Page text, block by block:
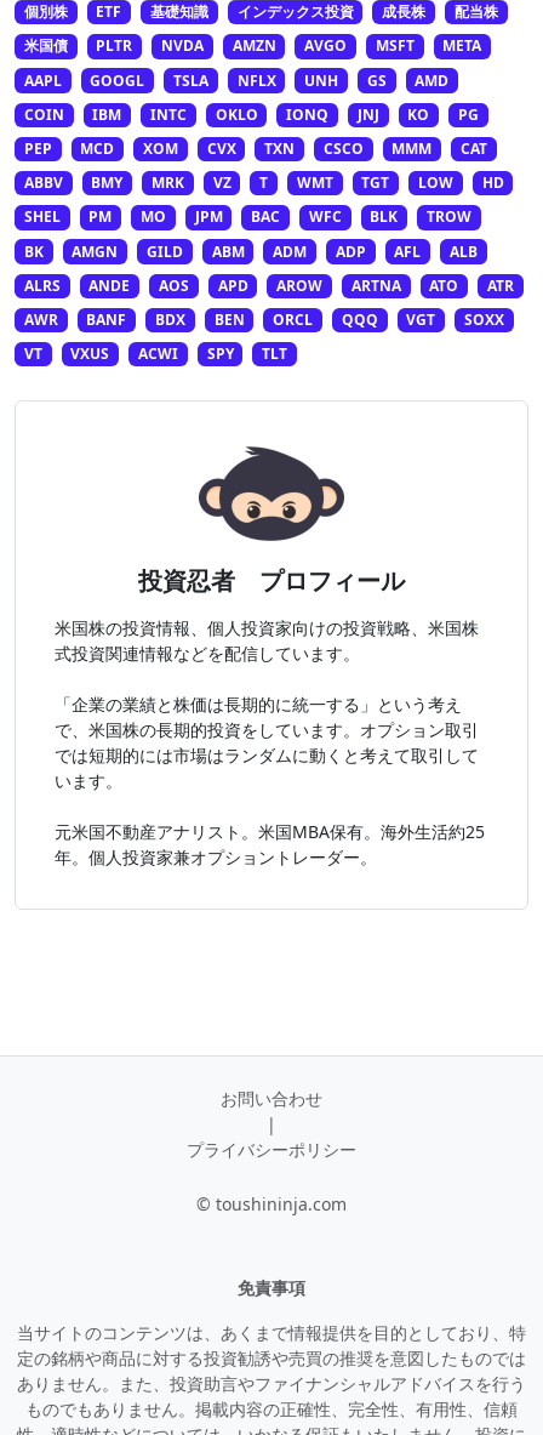
個別株 ETF 基礎知識 インデックス投資 成長株
配当株
米国債
PLTR NVDA AMZN AVGO MSFT
META
AAPL
GOOGL TSLA NFLX UNH GS
AMD
COIN
IBM INTC OKLO IONQ JNJ KO
PG
PEP
MCD XOM CVX TXN CSCO MMM
CAT
ABBV
BMY MRK VZ T WMT TGT LOW
HD
SHEL
PM MO JPM BAC WFC BLK
TROW
BK
AMGN GILD ABM ADM ADP AFL
ALB
ALRS
ANDE AOS APD AROW ARTNA ATO
ATR
AWR
BANF BDX BEN ORCL QQQ VGT
SOXX
VT
VXUS ACWI SPY TLT
投資忍者 プロフィール
米国株の投資情報、個人投資家向けの投資戦略、米国株
式投資関連情報などを配信しています。
「企業の業績と株価は長期的に統一する」という考え
で、米国株の長期的投資をしています。オプション取引
では短期的には市場はランダムに動くと考えて取引して
います。
元米国不動産アナリスト。米国MBA保有。海外生活約25
年。個人投資家兼オプショントレーダー。
お問い合わせ
|
プライバシーポリシー
© toushininja.com
免責事項
当サイトのコンテンツは、あくまで情報提供を目的としており、特
定の銘柄や商品に対する投資勧誘や売買の推奨を意図したものでは
ありません。また、投資助言やファイナンシャルアドバイスを行う
ものでもありません。掲載内容の正確性、完全性、有用性、信頼